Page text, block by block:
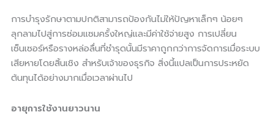
การบำรุงรักษาตามปกติสามารถป้องกันไม่ให้ปัญหาเล็กๆ น้อยๆ
ลุกลามไปสู่การซ่อมแซมครั้งใหญ่และมีค่าใช้จ่ายสูง การเปลี่ยน
เซ็นเซอร์หรือรางหล่อลื่นที่ชำรุดนั้นมีราคาถูกกว่าการจัดการเมื่อระบบ
เสียหายโดยสิ้นเชิง สำหรับเจ้าของธุรกิจ สิ่งนี้แปลเป็นการประหยัด
ต้นทุนได้อย่างมากเมื่อเวลาผ่านไป
อายุการใช้งานยาวนาน